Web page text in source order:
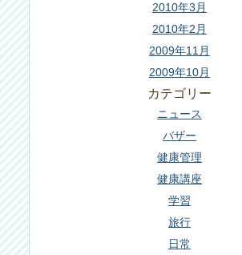
2010年3月
2010年2月
2009年11月
2009年10月
カテゴリー
ニュース
バザー
健康管理
健康講座
学習
旅行
日常